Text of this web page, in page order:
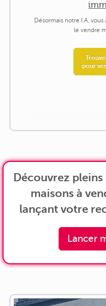
Désormais notre I.A.
le vendre
pour
Découvrez
maisons à
lançant votre
Lancer